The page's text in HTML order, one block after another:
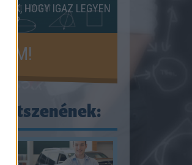
HOGY IGAZ LEGYEN
tetszenének: